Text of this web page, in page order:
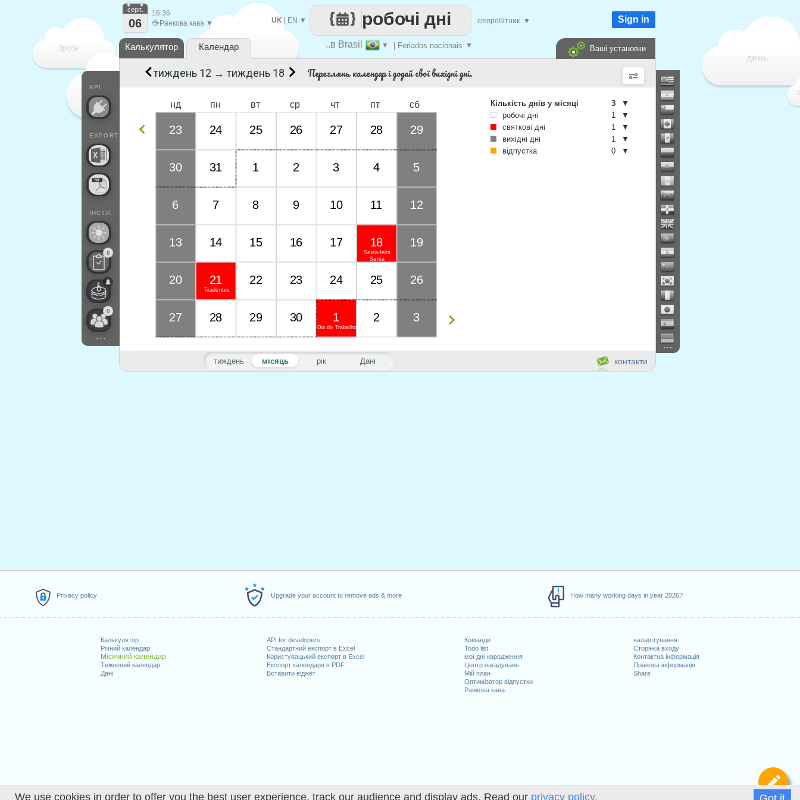
We use cookies in order to offer you the best user experience, track our audience and display ads. Read our privacy policy.
Privacy policy Upgrade your account to remove ads & more How many working days in year 2026?
Калькулятор
Річний календар
Місячний календар
Тижневий календар
Дані
API for developers
Стандартний експорт в Excel
Користувацький експорт в Excel
Експорт календаря в PDF
Вставити віджет
Команди
Todo list
мої дні народження
Центр нагадувань
Мій план
Оптимізатор відпустки
Ранкова кава
налаштування
Сторінка входу
Контактна інформація
Правова інформація
Share
Зроби
день
..в Brasil ▼ | Feriados nacionais ▼
робочі дні
UK| EN ▼ співробітник ▼
API
EXPORT
ІНСТР.
0
0
...
серп.
06
16:36
☕ Ранкова кава ▼ Sign in
Калькулятор Календар Ваші установки
...
контакти
Переглянь календар і додай свої вихідні дні.
тиждень місяць рік Дані
нд пн вт ср чт пт сб
23 24 25 26 27 28 29
30 31 1 2 3 4 5
6 7 8 9 10 11 12
13 14 15 16 17
Sexta-feira
Santa
18 19
20
Tiradentes
21 22 23 24 25 26
27 28 29 30
Dia do Trabalho
1 2 3
тиждень 12 → тиждень 18
Кількість днів у місяці 3
▼
робочі дні
1
▼
святкові дні
1
▼
вихідні дні
1
▼
відпустка
0 ▼